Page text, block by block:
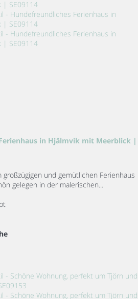
in Hjälmvik mit Meerblick |
und gemütlichen Ferienhaus
gelegen in der malerischen...